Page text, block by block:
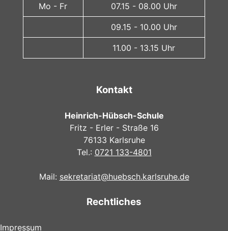
Mo - Fr 07.15 - 08.00 Uhr
09.15 - 10.00 Uhr
11.00 - 13.15 Uhr
Kontakt
Heinrich-Hübsch-Schule
Fritz - Erler - Straße 16
76133 Karlsruhe
Tel.: 0721 133-4801
Mail: sekretariat@huebsch.karlsruhe.de
Rechtliches
Impressum